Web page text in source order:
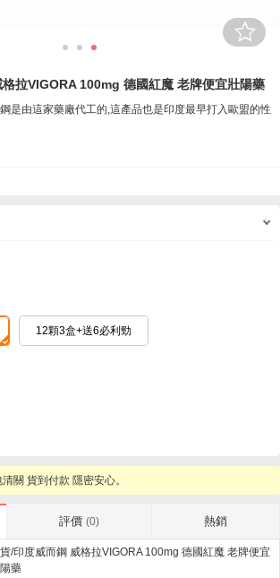
拉VIGORA 100mg 德國紅魔 老牌便宜壯陽藥
是由這家藥廠代工的,這產品也是印度最早打入歐盟的性
12顆3盒+送6必利勁
關 貨到付款 隱密安心。
評價 (0) 熱銷
/印度威而鋼 威格拉VIGORA 100mg 德國紅魔 老牌便宜
藥